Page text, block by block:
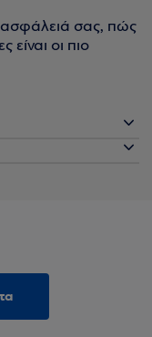
ασφάλειά σας, πώς
είναι οι πιο